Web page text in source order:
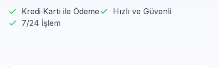
Kredi Kartı ile Ödeme
Hızlı ve Güvenli
7/24 İşlem